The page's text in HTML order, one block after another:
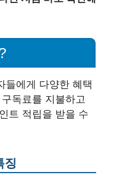
들에게 다양한 혜택
독료를 지불하고
트 적립을 받을 수
징